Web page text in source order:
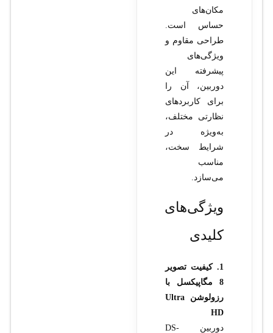
مکان‌های
حساس است.
طراحی مقاوم و
ویژگی‌های
پیشرفته این
دوربین، آن را
برای کاربردهای
نظارتی مختلف،
به‌ویژه در
شرایط سخت،
مناسب
می‌سازد.
ویژگی‌های
کلیدی
1. کیفیت تصویر
8 مگاپیکسل با
رزولوشن Ultra
HD
دوربین DS-